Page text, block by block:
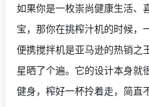
如果你是一枚崇尚健康生活、
宝，那你在挑榨汁机的时候，
便携搅拌机是亚马逊的热销之
星晒了个遍。它的设计本身就
健身，榨好一杯拎着走，简直